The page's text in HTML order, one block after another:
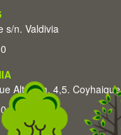
s/n. Valdivia
Alto Km. 4,5. Coyhaique